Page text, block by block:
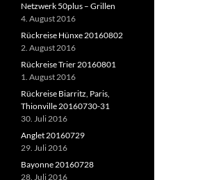
Netzwerk 50plus – Grillen
4. August 2016
Rückreise Hünxe 20160802
2. August 2016
Rückreise Trier 20160801
1. August 2016
Rückreise Biarritz, Paris,
Thionville 20160730-31
30. Juli 2016
Anglet 20160729
29. Juli 2016
Bayonne 20160728
28. Juli 2016